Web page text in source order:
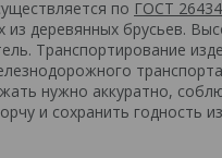
по ГОСТ
из деревянных брусьев.
Транспортирование
нужно аккуратно,
и сохранить годность